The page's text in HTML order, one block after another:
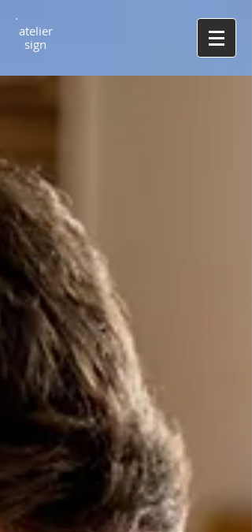
atelier
​sign